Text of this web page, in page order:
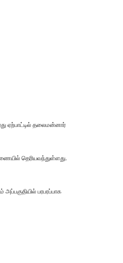
ஏற்பாட்டில் தலைமன்னார்
தெரியவந்துள்ளது.
பரபரப்பாக